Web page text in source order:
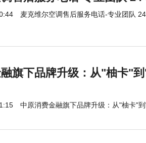
麦克维尔空调售后服务电话-专业团队
旗下品牌升级：从"柚卡"
中原消费金融旗下品牌升级：从"柚卡"